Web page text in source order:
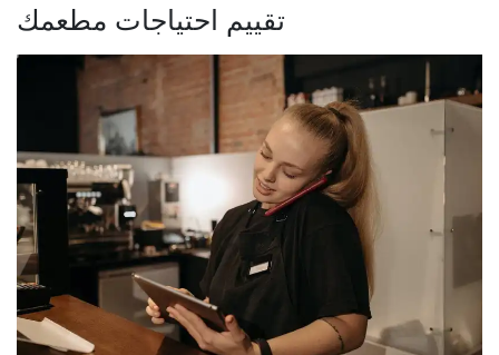
تقييم احتياجات مطعمك